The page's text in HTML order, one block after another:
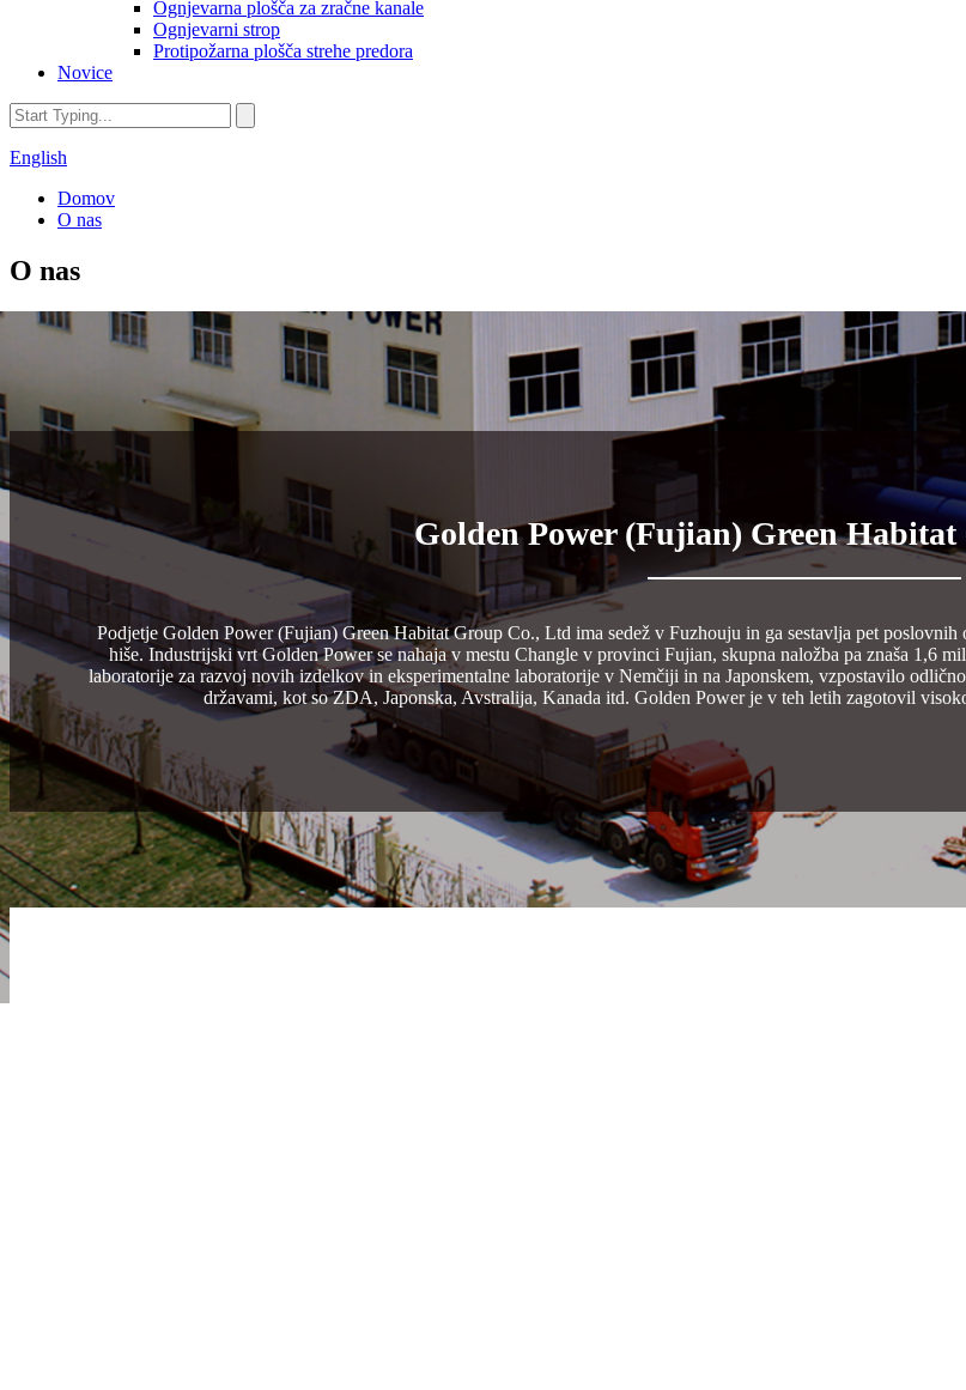
Ognjevarna plošča za zračne kanale
Ognjevarni strop
Protipožarna plošča strehe predora
Novice
English
Domov
O nas
O nas
Golden Power (Fujian) Green
Podjetje Golden Power (Fujian) Green Habitat Group Co., Ltd ima sedež v Fuzhouju in ga sestavlja pet
hiše. Industrijski vrt Golden Power se nahaja v mestu Changle v provinci Fujian, skupna naložba pa znaša 1,6
laboratorije za razvoj novih izdelkov in eksperimentalne laboratorije v Nemčiji in na Japonskem, vzpostavilo
državami, kot so ZDA, Japonska, Avstralija, Kanada itd. Golden Power je v teh letih zagotovil